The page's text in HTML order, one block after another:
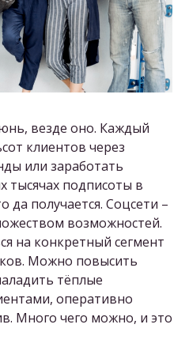
везде оно. Каждый
клиентов через
или заработать
тысячах подписоты в
да получается. Соцсети –
возможностей.
на конкретный сегмент
Можно повысить
тёплые
оперативно
Много чего можно, и это